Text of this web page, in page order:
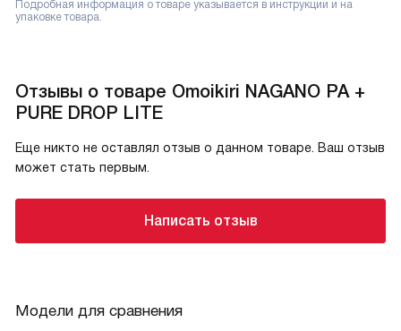
Подробная информация о товаре указывается в инструкции и на
упаковке товара.
Отзывы о товаре Omoikiri NAGANO PA +
PURE DROP LITE
Еще никто не оставлял отзыв о данном товаре. Ваш отзыв
может стать первым.
Написать отзыв
Модели для сравнения